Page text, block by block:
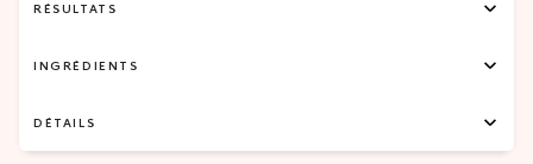
RÉSULTATS
INGRÉDIENTS
DÉTAILS